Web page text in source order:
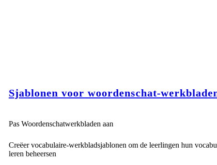
Sjablonen voor woordenschat-
Pas Woordenschatwerkbladen aan
Creëer vocabulaire-werkbladsjablonen om de leerlingen hun
leren beheersen